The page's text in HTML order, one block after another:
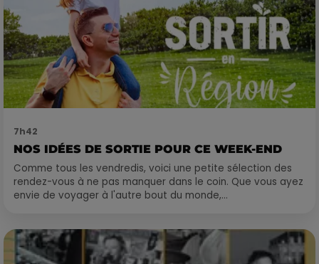
7h42
NOS IDÉES DE SORTIE POUR CE WEEK-END
Comme tous les vendredis, voici une petite sélection des
rendez-vous à ne pas manquer dans le coin. Que vous ayez
envie de voyager à l'autre bout du monde,...